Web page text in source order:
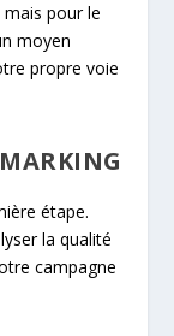
pour le
moyen
propre voie
étape.
la qualité
campagne